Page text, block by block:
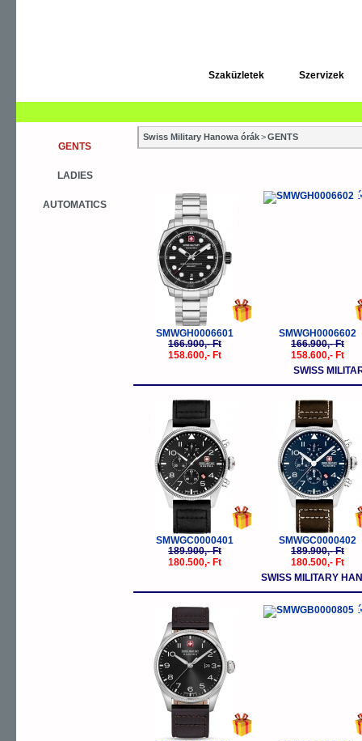
Szaküzletek Szervizek
GENTS
LADIES
AUTOMATICS
Swiss Military Hanowa órák>GENTS
SMWGH0006601
166.900,- Ft
158.600,- Ft
-
SMWGH0006602
166.900,- Ft
158.600,- Ft
SWISS
SMWGC0000401
189.900,- Ft
180.500,- Ft
SMWGC0000402
189.900,- Ft
180.500,- Ft
SWISS MILITARY
-